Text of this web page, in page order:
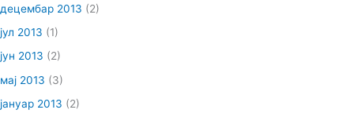
децембар 2013 (2)
јул 2013 (1)
јун 2013 (2)
мај 2013 (3)
јануар 2013 (2)